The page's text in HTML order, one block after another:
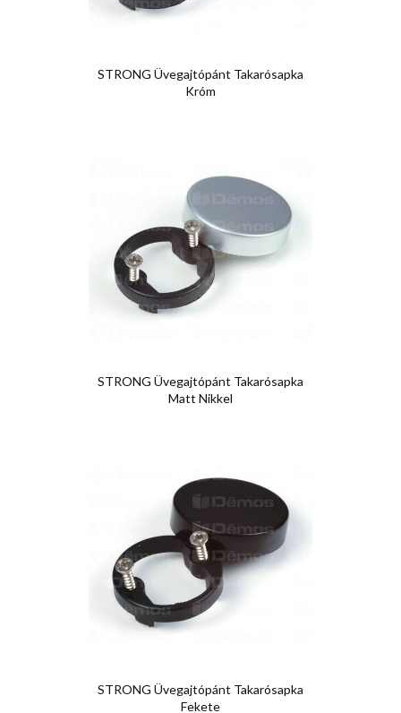
STRONG Üvegajtópánt Takarósapka
Króm
STRONG Üvegajtópánt Takarósapka
Matt Nikkel
STRONG Üvegajtópánt Takarósapka
Fekete